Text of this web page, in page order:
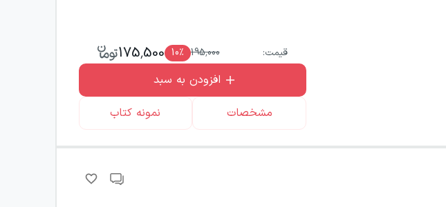
قیمت: 195,000
10٪ 175,500
افزودن به سبد
مشخصات
نمونه کتاب